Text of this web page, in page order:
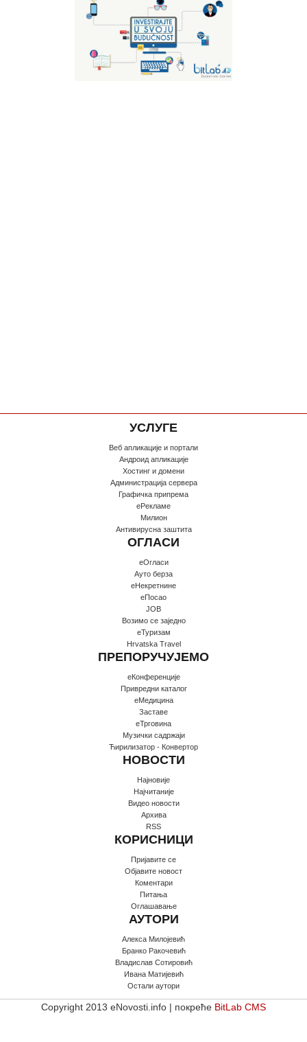
УСЛУГЕ
Веб апликације и портали
Андроид апликације
Хостинг и домени
Администрација сервера
Графичка припрема
еРекламе
Милион
Антивирусна заштита
ОГЛАСИ
еОгласи
Ауто берза
еНекретнине
еПосао
JOB
Возимо се заједно
еТуризам
Hrvatska Travel
ПРЕПОРУЧУЈЕМО
еКонференције
Привредни каталог
еМедицина
Заставе
еТрговина
Музички садржаји
Ћирилизатор - Конвертор
НОВОСТИ
Најновије
Најчитаније
Видео новости
Архива
RSS
КОРИСНИЦИ
Пријавите се
Oбјавите новост
Коментари
Питања
Оглашавање
АУТОРИ
Алекса Милојевић
Бранко Ракочевић
Владислав Сотировић
Ивана Матијевић
Остали аутори
Copyright 2013 eNovosti.info | покреће BitLab CMS